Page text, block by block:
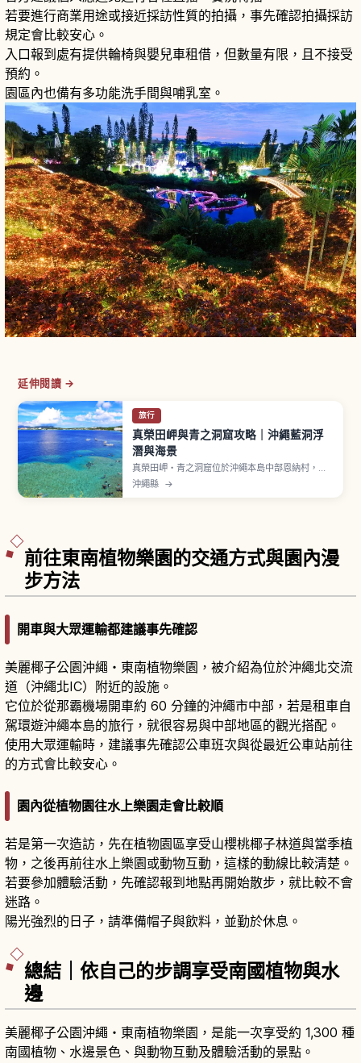
若要進行商業用途或接近採訪性質的拍攝，事先確認拍攝採訪
規定會比較安心。
入口報到處有提供輪椅與嬰兒車租借，但數量有限，且不接受
預約。
園區內也備有多功能洗手間與哺乳室。
延伸閱讀 →
旅行
真榮田岬與青之洞窟攻略｜沖繩藍洞浮
潛與海景
真榮田岬・青之洞窟位於沖繩本島中部恩納村，從
那霸機場開車約1〜1.5小時。岬下方有海蝕形成的
「青之洞窟」，洞內海水反射陽光呈現夢幻青藍
沖繩縣 →
前往東南植物樂園的交通方式與園內漫
步方法
開車與大眾運輸都建議事先確認
美麗椰子公園沖繩・東南植物樂園，被介紹為位於沖繩北交流
道（沖繩北IC）附近的設施。
它位於從那霸機場開車約 60 分鐘的沖繩市中部，若是租車自
駕環遊沖繩本島的旅行，就很容易與中部地區的觀光搭配。
使用大眾運輸時，建議事先確認公車班次與從最近公車站前往
的方式會比較安心。
園內從植物園往水上樂園走會比較順
若是第一次造訪，先在植物園區享受山櫻桃椰子林道與當季植
物，之後再前往水上樂園或動物互動，這樣的動線比較清楚。
若要參加體驗活動，先確認報到地點再開始散步，就比較不會
迷路。
陽光強烈的日子，請準備帽子與飲料，並勤於休息。
總結｜依自己的步調享受南國植物與水
邊
美麗椰子公園沖繩・東南植物樂園，是能一次享受約 1,300 種
南國植物、水邊景色、與動物互動及體驗活動的景點。